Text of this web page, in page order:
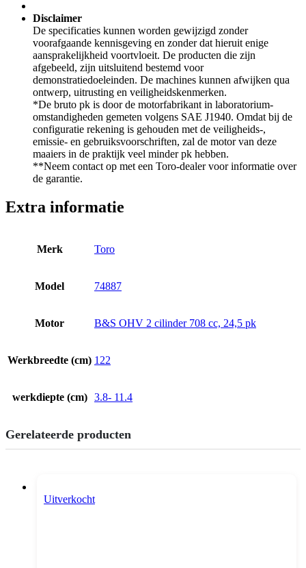
Disclaimer
De specificaties kunnen worden gewijzigd zonder
voorafgaande kennisgeving en zonder dat hieruit enige
aansprakelijkheid voortvloeit. De producten die zijn
afgebeeld, zijn uitsluitend bestemd voor
demonstratiedoeleinden. De machines kunnen afwijken qua
ontwerp, uitrusting en veiligheidskenmerken.
*De bruto pk is door de motorfabrikant in laboratorium­
omstandigheden gemeten volgens SAE J1940. Omdat bij de
configuratie rekening is gehouden met de veiligheids-,
emissie- en gebruiksvoorschriften, zal de motor van deze
maaiers in de praktijk veel minder pk hebben.
**Neem contact op met een Toro-dealer voor informatie over
de garantie.
Extra informatie
Merk Toro
Model 74887
Motor B&S OHV 2 cilinder 708 cc, 24,5 pk
Werkbreedte (cm) 122
werkdiepte (cm) 3.8- 11.4
Gerelateerde producten
Uitverkocht